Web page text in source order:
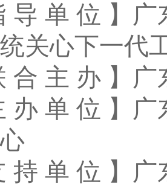
导 单 位 】
关心下一代
合 主 办 】
办 单 位 】
持 单 位 】